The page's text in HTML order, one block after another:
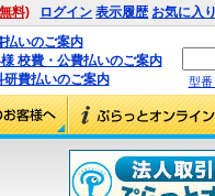
料) ログイン 表示履歴 お気に入
払いのご案内
校費・公費払いのご案内
費払いのご案内
型番